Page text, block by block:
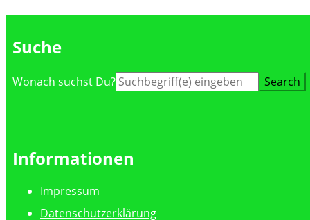
Suche
Suche
Wonach suchst Du?
Informationen
Impressum
Datenschutzerklärung